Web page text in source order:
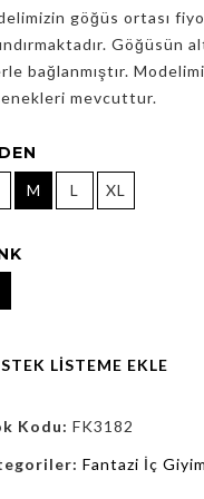
göğüs ortası
Göğüsün
bağlanmıştır.
mevcuttur.
M L XL
LISTEME EKLE
Kodu: FK3182
Fantazi İç Giyim